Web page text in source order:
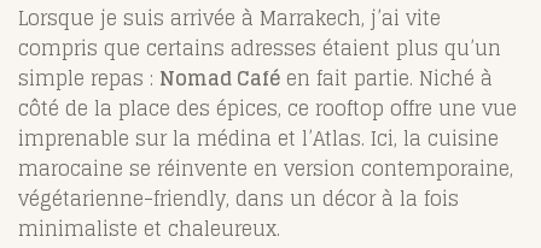
Lorsque je suis arrivée à Marrakech, j’ai vite
compris que certains adresses étaient plus qu’un
simple repas : Nomad Café en fait partie. Niché à
côté de la place des épices, ce rooftop offre une vue
imprenable sur la médina et l’Atlas. Ici, la cuisine
marocaine se réinvente en version contemporaine,
végétarienne-friendly, dans un décor à la fois
minimaliste et chaleureux.